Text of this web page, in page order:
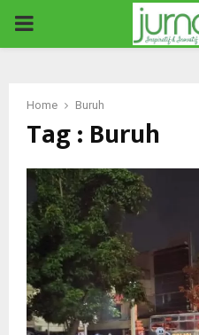
PRIMARY
Home Buruh
Tag : Buruh